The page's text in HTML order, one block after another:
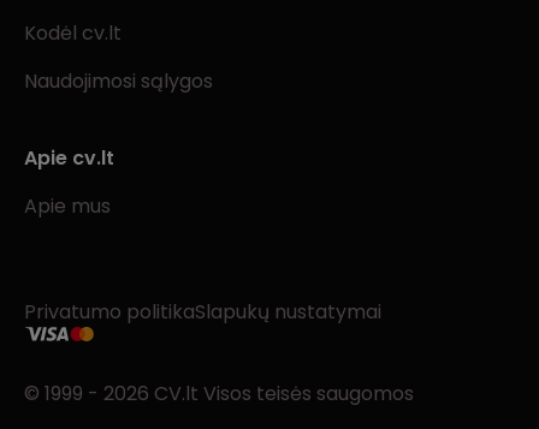
Kodėl cv.lt
Naudojimosi sąlygos
Apie cv.lt
Apie mus
Privatumo politikaSlapukų nustatymai
© 1999 - 2026 CV.lt Visos teisės saugomos